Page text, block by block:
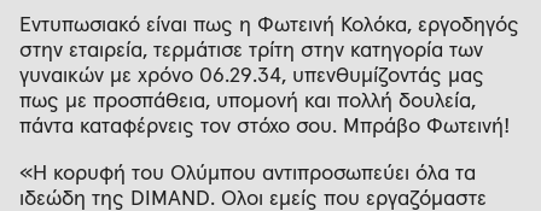
Εντυπωσιακό είναι πως η Φωτεινή Κολόκα, εργοδηγός
στην εταιρεία, τερμάτισε τρίτη στην κατηγορία των
γυναικών με χρόνο 06.29.34, υπενθυμίζοντάς μας
πως με προσπάθεια, υπομονή και πολλή δουλεία,
πάντα καταφέρνεις τον στόχο σου. Μπράβο Φωτεινή!
«H κορυφή του Ολύμπου αντιπροσωπεύει όλα τα
ιδεώδη της DIMAND. Όλοι εμείς που εργαζόμαστε